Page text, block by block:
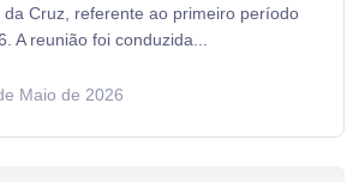
da Cruz, referente ao primeiro período
A reunião foi conduzida...
Maio de 2026